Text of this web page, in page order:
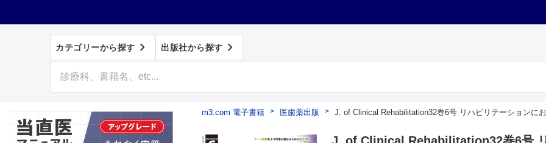
カテゴリーから探す  出版社から探す 
m3.com 電子書籍 医歯薬出版 J. of Clinical Rehabilitation32巻6号 リハビリテーションに